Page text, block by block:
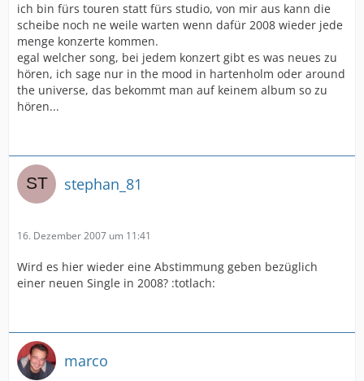
ich bin fürs touren statt fürs studio, von mir aus kann die
scheibe noch ne weile warten wenn dafür 2008 wieder jede
menge konzerte kommen.
egal welcher song, bei jedem konzert gibt es was neues zu
hören, ich sage nur in the mood in hartenholm oder around
the universe, das bekommt man auf keinem album so zu
hören...
stephan_81
16. Dezember 2007 um 11:41
Wird es hier wieder eine Abstimmung geben bezüglich
einer neuen Single in 2008? :totlach:
marco